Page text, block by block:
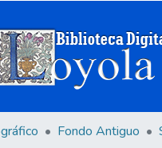
Fondo Antiguo